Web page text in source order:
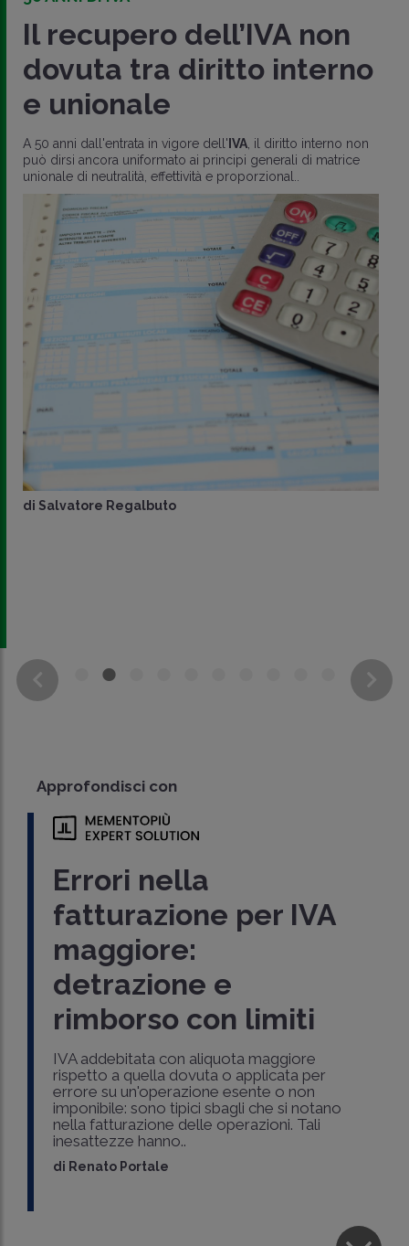
Il recupero dell’IVA non
dovuta tra diritto interno
e unionale
A 50 anni dall'entrata in vigore dell' IVA , il diritto interno non
può dirsi ancora uniformato ai principi generali di matrice
unionale di neutralità, effettività e proporzional..
di Salvatore Regalbuto
Approfondisci con
Errori nella
fatturazione per IVA
maggiore:
detrazione e
rimborso con limiti
IVA addebitata con aliquota maggiore
rispetto a quella dovuta o applicata per
errore su un'operazione esente o non
imponibile: sono tipici sbagli che si notano
nella fatturazione delle operazioni. Tali
inesattezze hanno..
di Renato Portale